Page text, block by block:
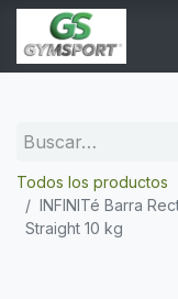
Todos los productos
INFINITé Barra
Straight 10 kg